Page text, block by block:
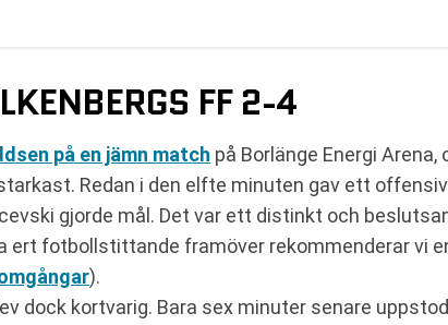
FF 2-4
på en jämn match på Borlänge Energi Arena,
Redan i den elfte minuten gav ett
gjorde mål. Det var ett distinkt och
ert fotbollstittande framöver rekommenderar vi
).
dock kortvarig. Bara sex minuter senare